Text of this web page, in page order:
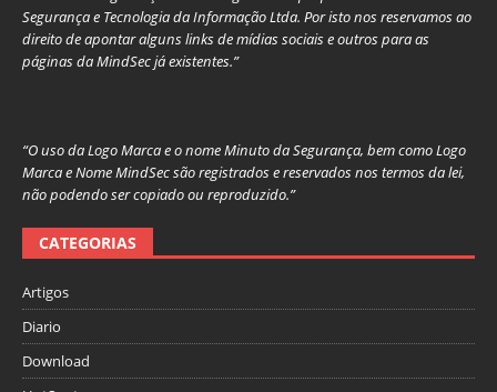
Segurança e Tecnologia da Informação Ltda. Por isto nos reservamos ao
direito de apontar alguns links de mídias sociais e outros para as
páginas da MindSec já existentes.”
“O uso da Logo Marca e o nome Minuto da Segurança, bem como Logo
Marca e Nome MindSec são registrados e reservados nos termos da lei,
não podendo ser copiado ou reproduzido.”
CATEGORIAS
Artigos
Diario
Download